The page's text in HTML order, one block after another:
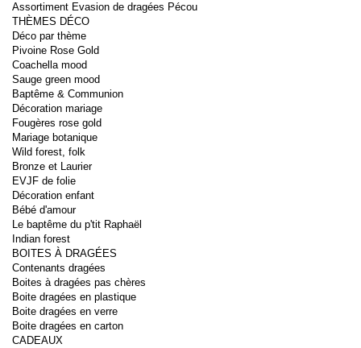
Assortiment Evasion de dragées Pécou
THÈMES DÉCO
Déco par thème
Pivoine Rose Gold
Coachella mood
Sauge green mood
Baptême & Communion
Décoration mariage
Fougères rose gold
Mariage botanique
Wild forest, folk
Bronze et Laurier
EVJF de folie
Décoration enfant
Bébé d'amour
Le baptême du p'tit Raphaël
Indian forest
BOITES À DRAGÉES
Contenants dragées
Boites à dragées pas chères
Boite dragées en plastique
Boite dragées en verre
Boite dragées en carton
CADEAUX